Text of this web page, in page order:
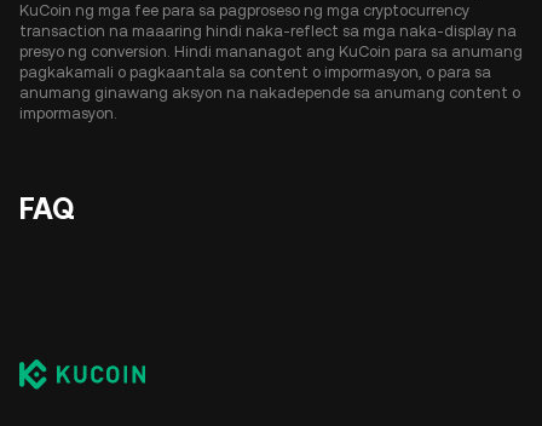
KuCoin ng mga fee para sa pagproseso ng mga cryptocurrency
transaction na maaaring hindi naka-reflect sa mga naka-display na
presyo ng conversion. Hindi mananagot ang KuCoin para sa anumang
pagkakamali o pagkaantala sa content o impormasyon, o para sa
anumang ginawang aksyon na nakadepende sa anumang content o
impormasyon.
FAQ